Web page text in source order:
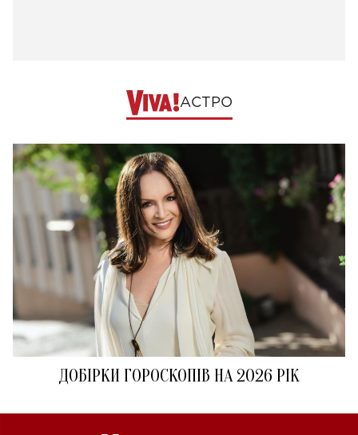
АСТРО
ДОБІРКИ ГОРОСКОПІВ НА 2026 РІК